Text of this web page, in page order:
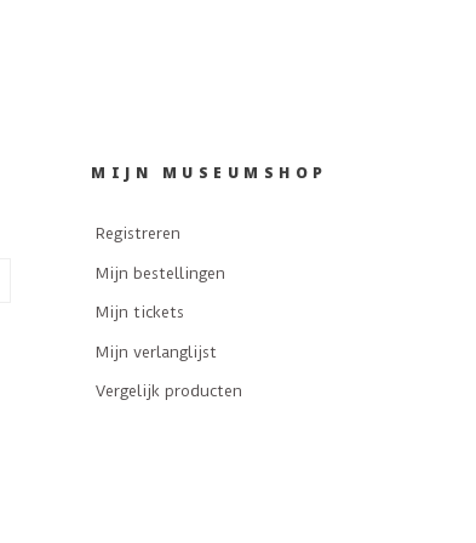
MIJN MUSEUMSHOP
Registreren
Mijn bestellingen
Mijn tickets
Mijn verlanglijst
Vergelijk producten